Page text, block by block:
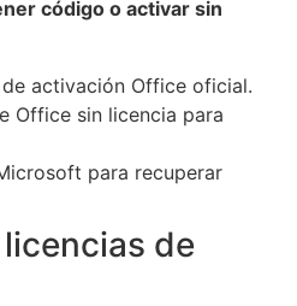
código o activar sin
activación Office oficial.
Office sin licencia para
para recuperar
de